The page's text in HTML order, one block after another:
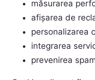
măsurarea
afișarea de
personalizarea
integrarea
prevenirea